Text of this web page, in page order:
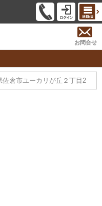
お問合せ
佐倉市ユーカリが丘２丁目2